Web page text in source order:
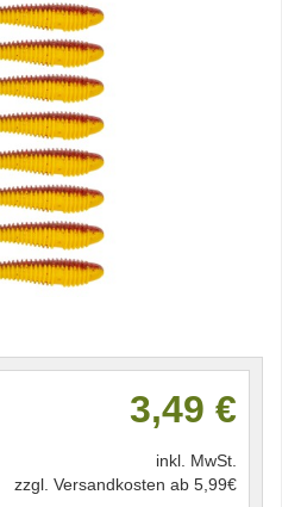
3,49 €
inkl. MwSt.
zzgl. Versandkosten ab 5,99€